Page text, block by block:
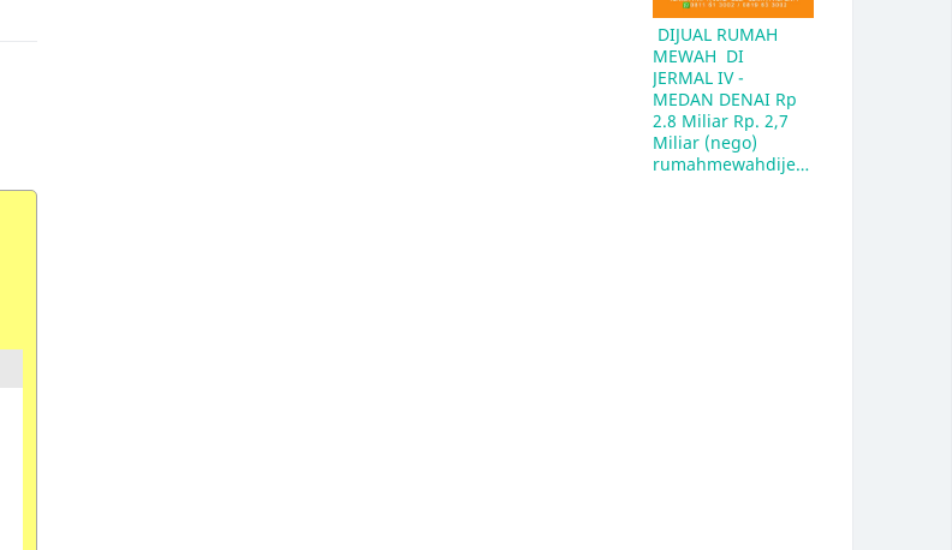
MEWAH  DI
JERMAL IV -
MEDAN DENAI Rp
2.8 Miliar Rp. 2,7
Miliar (nego)
rumahmewahdijermal4